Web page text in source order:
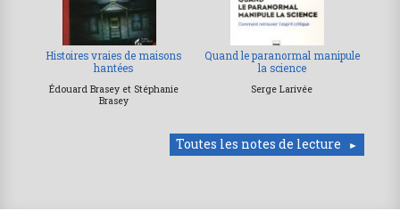
Histoires vraies de maisons
hantées
Édouard Brasey et Stéphanie
Brasey
Quand le paranormal manipule
la science
Serge Larivée
Toutes les notes de lecture